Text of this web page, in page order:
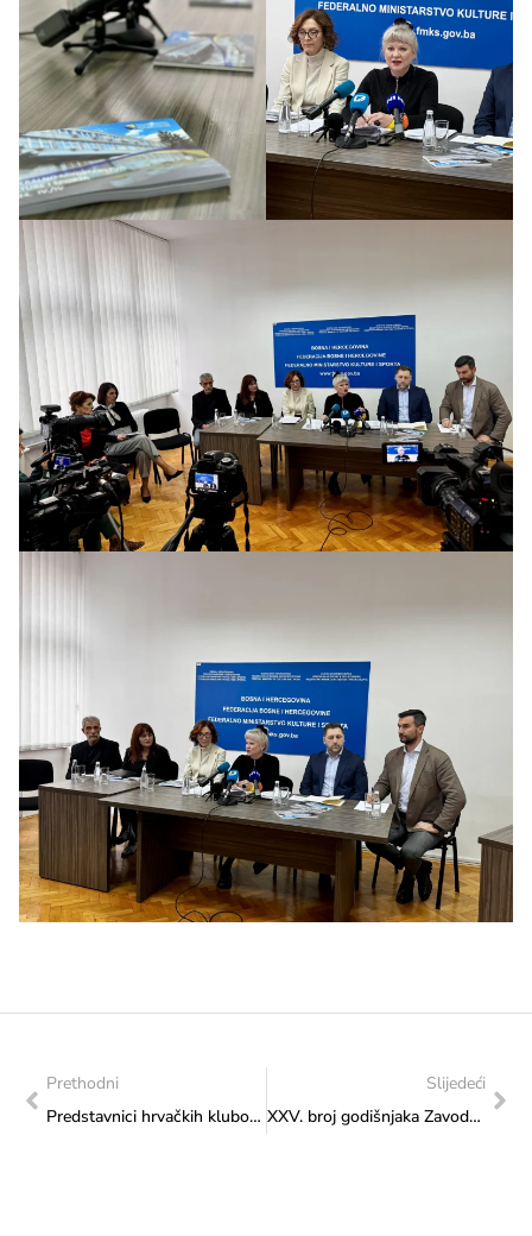
Prethodni
Predstavnici hrvačkih klubova „Sarajevo“, „Bosna“ i „Željezničar“ u posjeti Ministarstvu: Razgovarano o formiranju Hrvačkog saveza Federacije Bosne i Hercegovine
Slijedeći
XXV. broj godišnjaka Zavoda za zaštitu spomenika “Naše starine”